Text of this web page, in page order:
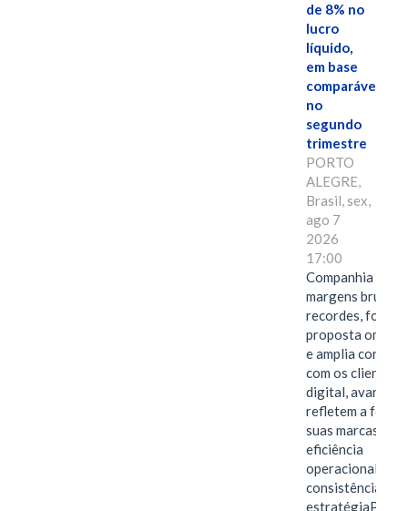
de 8% no
lucro
líquido,
em base
comparável,
no
segundo
trimestre
PORTO
ALEGRE,
Brasil, sex,
ago 7
2026
17:00
Companhia
margens brutas
recordes,
proposta
e amplia
com os clientes
digital, avanços
refletem a força
suas marcas, a
eficiência
operacional e a
consistência de